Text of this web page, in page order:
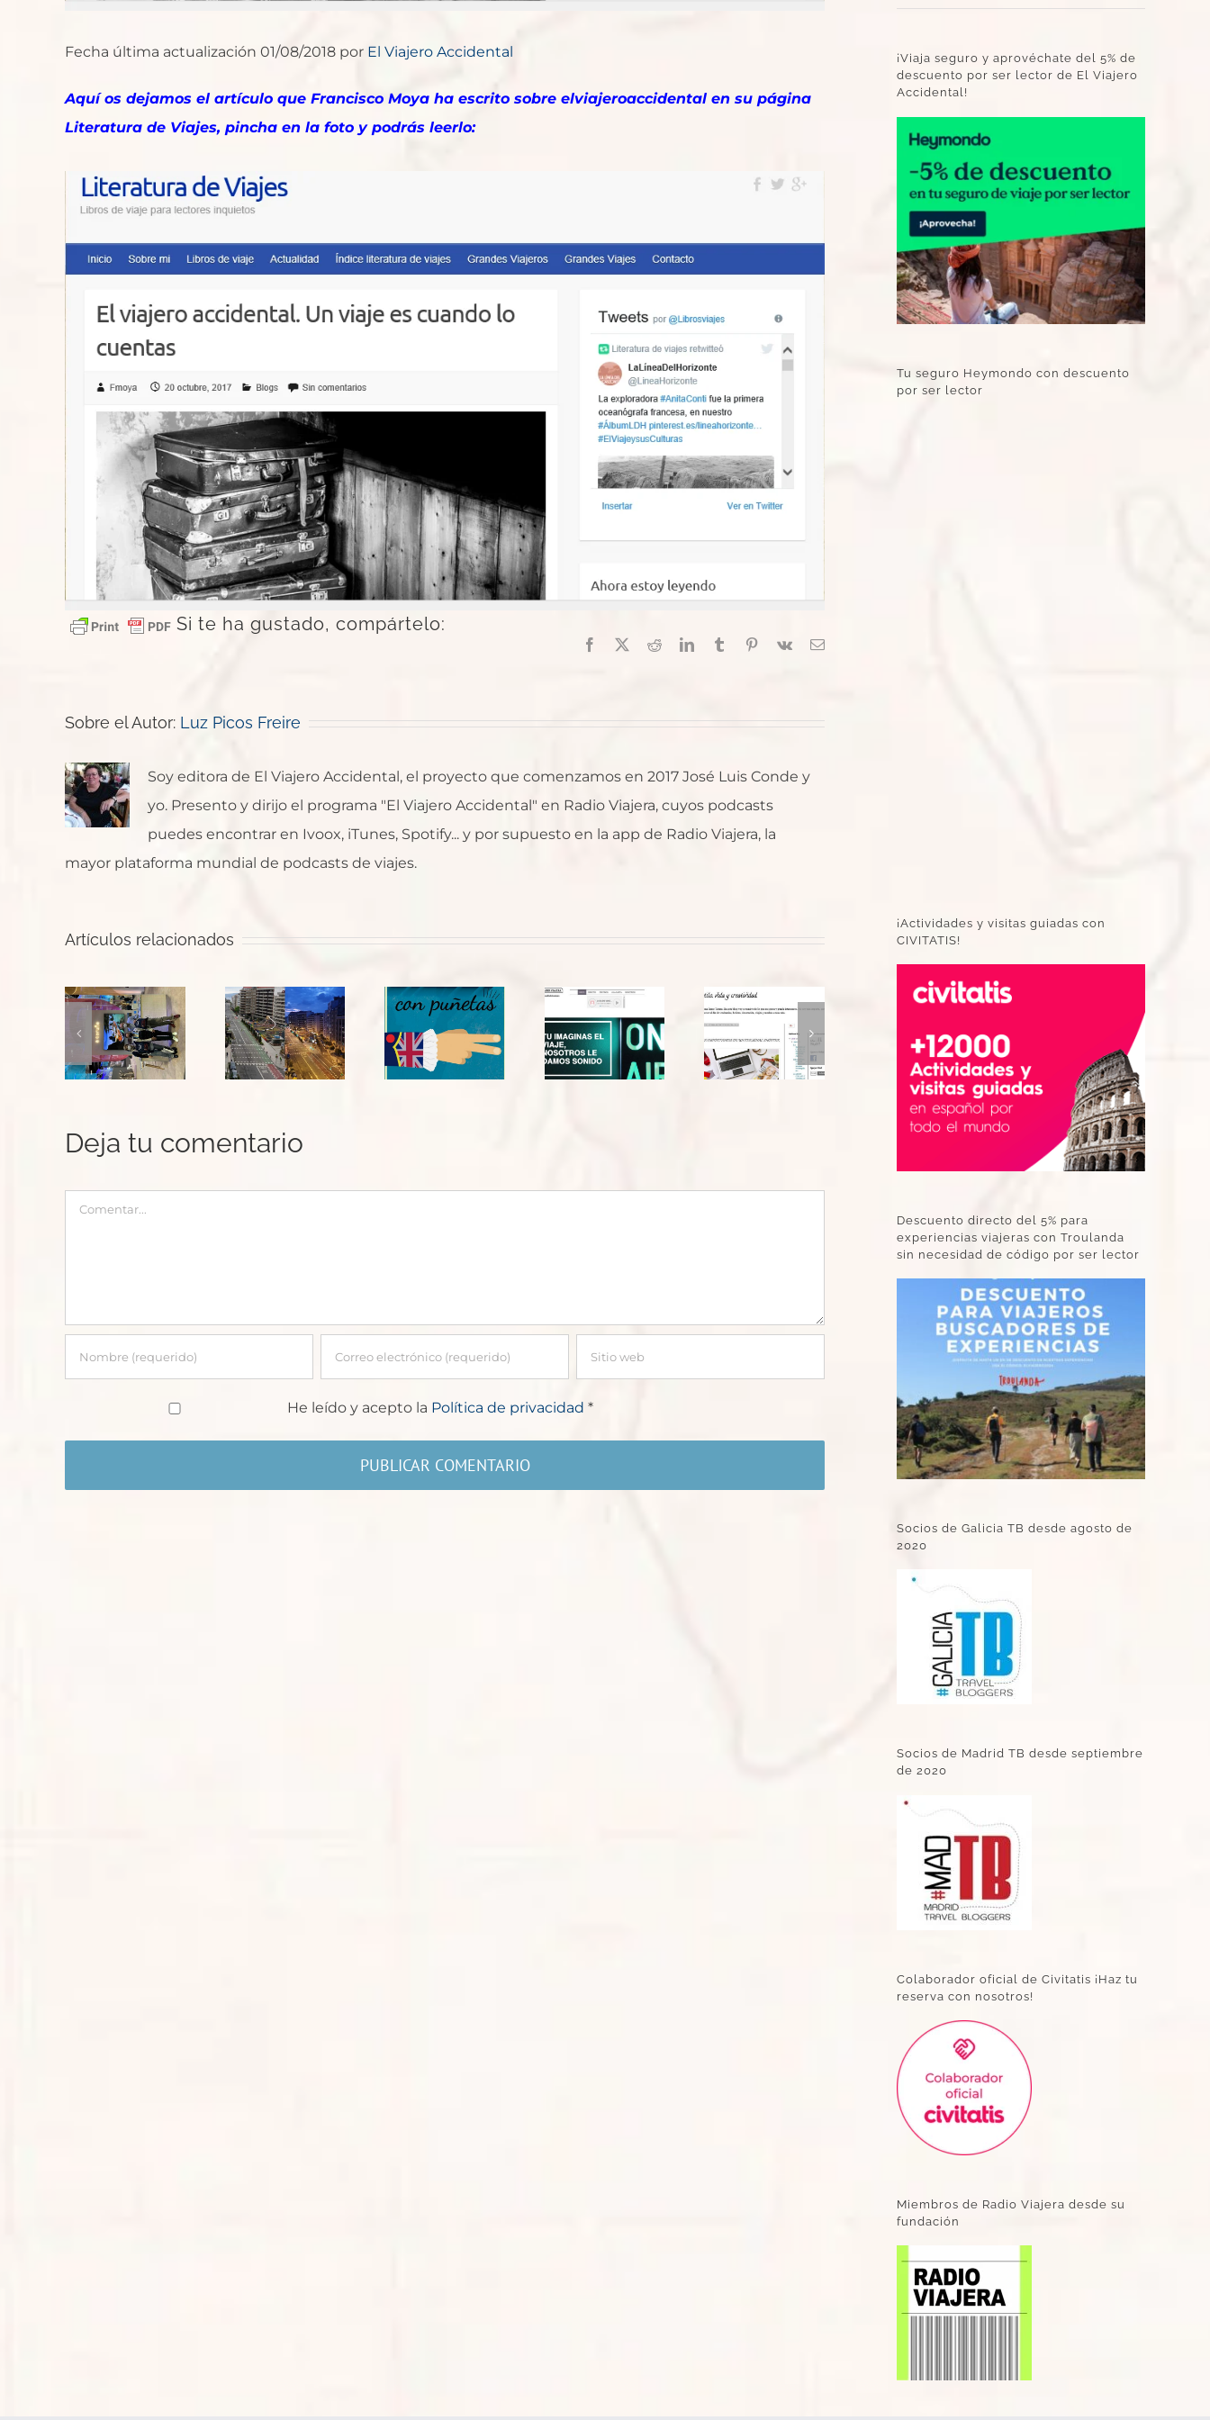
Fecha última actualización 01/08/2018 por El Viajero Accidental
Aquí os dejamos el artículo que Francisco Moya ha escrito sobre elviajeroaccidental en su página
Literatura de Viajes, pincha en la foto y podrás leerlo:
Si te ha gustado, compártelo:
Facebook RedditLinkedInTumblr Pinterest
Vk
Correo
Sobre el Autor: Luz Picos Freire
Soy editora de El Viajero Accidental, el proyecto que comenzamos en 2017 José Luis Conde y
yo. Presento y dirijo el programa "El Viajero Accidental" en Radio Viajera, cuyos podcasts
puedes encontrar en Ivoox, iTunes, Spotify... y por supuesto en la app de Radio Viajera, la
mayor plataforma mundial de podcasts de viajes.
Artículos relacionados
que no
dejan de
brillar_
Diarios
Cuarentena
Adams:
Sorry, Mr.
President!
_ Por
Picos
Estreno
de El
Viajero
Accidental
“Estilo,
vida y
creatividad”.
¿Nos
Deja tu comentario
Comentar
He leído y acepto la Política de privacidad*
¡Viaja seguro y aprovéchate del 5% de
descuento por ser lector de El Viajero
Accidental!
Tu seguro Heymondo con descuento
por ser lector
¡Actividades y visitas guiadas con
CIVITATIS!
Descuento directo del 5% para
experiencias viajeras con Troulanda
sin necesidad de código por ser lector
Socios de Galicia TB desde agosto de
2020
Socios de Madrid TB desde septiembre
de 2020
Colaborador oficial de Civitatis ¡Haz tu
reserva con nosotros!
Miembros de Radio Viajera desde su
fundación